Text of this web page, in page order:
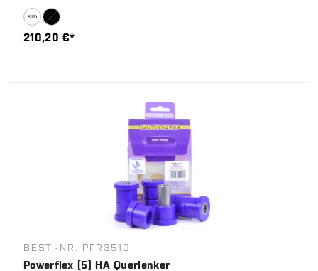
210,20 €*
BEST.-NR. PFR3510
Powerflex (5) HA Querlenker